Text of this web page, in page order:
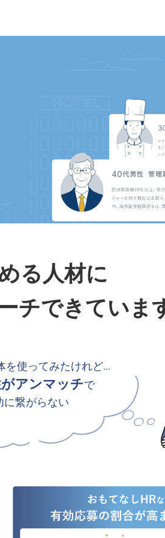
る人材に
チできていま
を使ってみたけれど…
アンマッチで
に繋がらない